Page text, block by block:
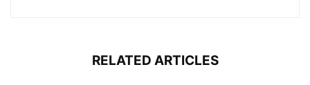
RELATED ARTICLES